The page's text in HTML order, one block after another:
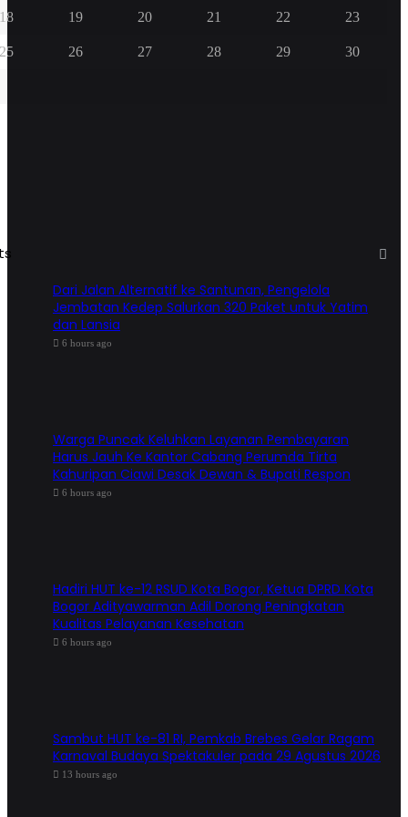
18 19 20 21 22 23
25 26 27 28 29 30
Dari Jalan Alternatif ke Santunan, Pengelola
Jembatan Kedep Salurkan 320 Paket untuk Yatim
dan Lansia
6 hours ago
Warga Puncak Keluhkan Layanan Pembayaran
Harus Jauh Ke Kantor Cabang Perumda Tirta
Kahuripan Ciawi Desak Dewan & Bupati Respon
6 hours ago
Hadiri HUT ke-12 RSUD Kota Bogor, Ketua DPRD Kota
Bogor Adityawarman Adil Dorong Peningkatan
Kualitas Pelayanan Kesehatan
6 hours ago
Sambut HUT ke-81 RI, Pemkab Brebes Gelar Ragam
Karnaval Budaya Spektakuler pada 29 Agustus 2026
13 hours ago